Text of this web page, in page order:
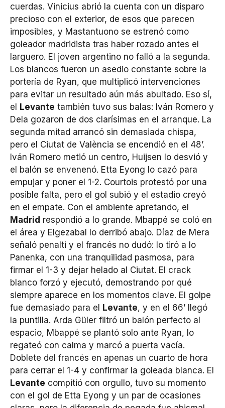
cuerdas. Vinicius abrió la cuenta con un disparo
precioso con el exterior, de esos que parecen
imposibles, y Mastantuono se estrenó como
goleador madridista tras haber rozado antes el
larguero. El joven argentino no falló a la segunda.
Los blancos fueron un asedio constante sobre la
portería de Ryan, que multiplicó intervenciones
para evitar un resultado aún más abultado. Eso sí,
el
Levante también tuvo sus balas: Iván Romero y
Dela gozaron de dos clarísimas en el arranque. La
segunda mitad arrancó sin demasiada chispa,
pero el Ciutat de València se encendió en el 48’.
Iván Romero metió un centro, Huijsen lo desvió y
el balón se envenenó. Etta Eyong lo cazó para
empujar y poner el 1-2. Courtois protestó por una
posible falta, pero el gol subió y el estadio creyó
en el empate. Con el ambiente apretando, el
Madrid respondió a lo grande. Mbappé se coló en
el área y Elgezabal lo derribó abajo. Díaz de Mera
señaló penalti y el francés no dudó: lo tiró a lo
Panenka, con una tranquilidad pasmosa, para
firmar el 1-3 y dejar helado al Ciutat. El crack
blanco forzó y ejecutó, demostrando por qué
siempre aparece en los momentos clave. El golpe
fue demasiado para el
Levante, y en el 66’ llegó
la puntilla. Arda Güler filtró un balón perfecto al
espacio, Mbappé se plantó solo ante Ryan, lo
regateó con calma y marcó a puerta vacía.
Doblete del francés en apenas un cuarto de hora
para cerrar el 1-4 y confirmar la goleada blanca. El
Levante compitió con orgullo, tuvo su momento
con el gol de Etta Eyong y un par de ocasiones